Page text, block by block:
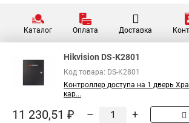
Каталог Оплата Доставка
Hikvision DS-K2801
Код товара: DS-K2801
Контроллер доступа на 1 дверь
кар...
11 230,51 ₽ – +